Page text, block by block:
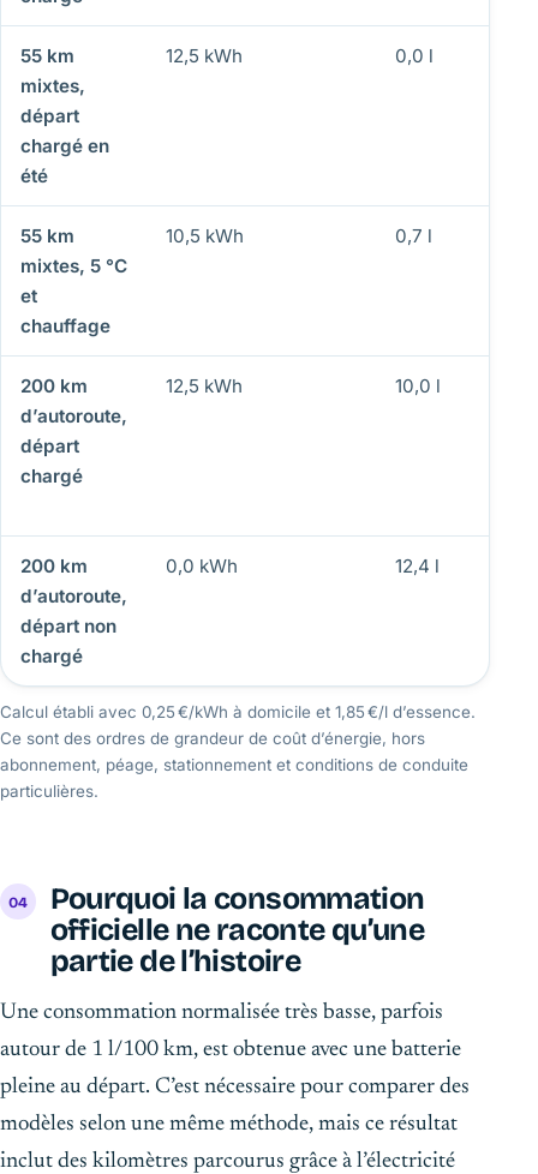
55 km
mixtes,
départ
chargé en
été
12,5 kWh 0,0 l
55 km
mixtes, 5 °C
et
chauffage
10,5 kWh 0,7 l
200 km
d’autoroute,
départ
chargé
12,5 kWh 10,0 l
200 km
d’autoroute,
départ non
chargé
0,0 kWh 12,4 l
Calcul établi avec 0,25 €/kWh à domicile et 1,85 €/l d’essence.
Ce sont des ordres de grandeur de coût d’énergie, hors
abonnement, péage, stationnement et conditions de conduite
particulières.
Pourquoi la consommation
officielle ne raconte qu’une
partie de l’histoire
Une consommation normalisée très basse, parfois
autour de 1 l/100 km, est obtenue avec une batterie
pleine au départ. C’est nécessaire pour comparer des
modèles selon une même méthode, mais ce résultat
inclut des kilomètres parcourus grâce à l’électricité